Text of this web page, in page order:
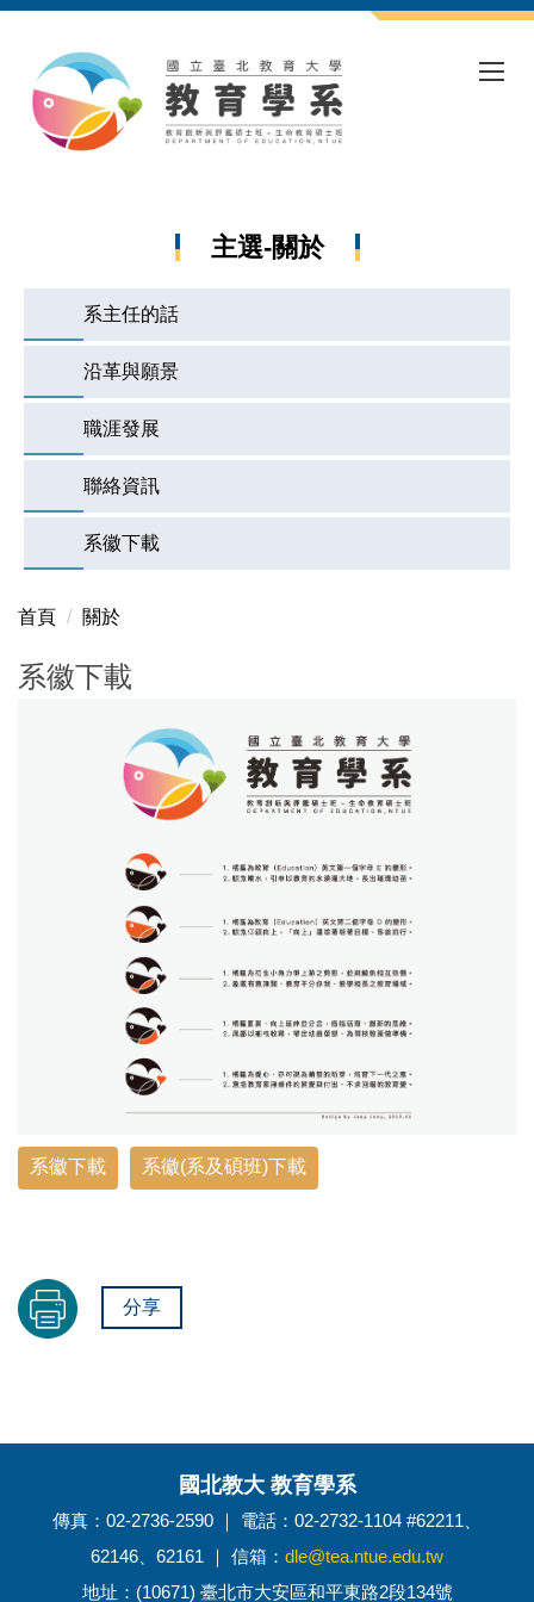
主選-關於
系主任的話
沿革與願景
職涯發展
聯絡資訊
系徽下載
首頁 關於
系徽下載
系徽下載 系徽(系及碩班)下載
分享
國北教大 教育學系
傳真：02-2736-2590 ｜ 電話：02-2732-1104 #62211、
62146、62161 ｜ 信箱： dle@tea.ntue.edu.tw
地址：(10671) 臺北市大安區和平東路2段134號